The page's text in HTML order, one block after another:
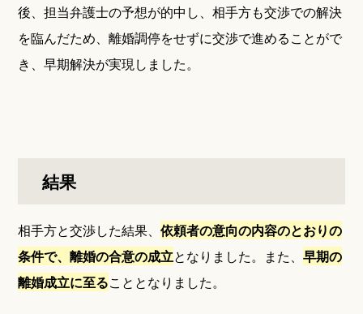
後、担当弁護士の予想が的中し、相手方も交渉での解決
を臨んだため、離婚調停をせずに交渉で進めることがで
き、早期解決が実現しました。
結果
相手方と交渉した結果、依頼者の意向の内容のとおりの
条件で、離婚の合意の成立となりました。また、早期の
離婚成立に至ることとなりました。